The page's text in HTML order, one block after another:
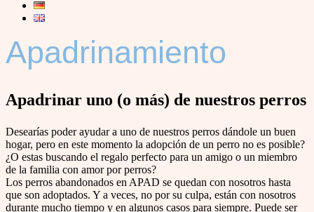
Apadrinamiento
Apadrinar uno (o más) de nuestros perros
Desearías poder ayudar a uno de nuestros perros dándole un buen
hogar, pero en este momento la adopción de un perro no es posible?
¿O estas buscando el regalo perfecto para un amigo o un miembro
de la familia con amor por perros?
Los perros abandonados en APAD se quedan con nosotros hasta
que son adoptados. Y a veces, no por su culpa, están con nosotros
durante mucho tiempo y en algunos casos para siempre. Puede ser